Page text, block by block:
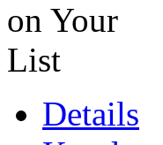
Details